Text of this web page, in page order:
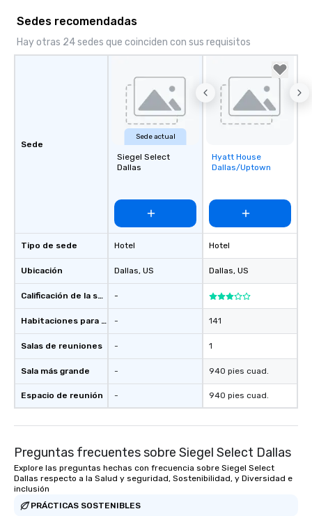
Sedes recomendadas
Hay otras 24 sedes que coinciden con sus requisitos
Sede
Tipo de sede
Ubicación
Calificación de la sede
Habitaciones para huéspedes
Salas de reuniones
Sala más grande
Espacio de reunión
Sede actual
Siegel Select
Dallas
Hotel
Dallas, US
-
-
-
-
-
Removed from
favorites
Hyatt House
Dallas/Uptown
Hotel
Dallas, US
141
1
940 pies cuad.
940 pies cuad.
Preguntas frecuentes sobre Siegel Select Dallas
Explore las preguntas hechas con frecuencia sobre Siegel Select
Dallas respecto a la Salud y seguridad, Sostenibilidad, y Diversidad e
inclusión
PRÁCTICAS SOSTENIBLES